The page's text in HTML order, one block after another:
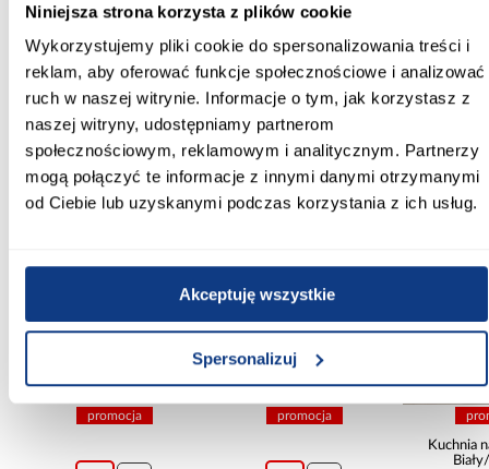
Niniejsza strona korzysta z plików cookie
Wykorzystujemy pliki cookie do spersonalizowania treści i
reklam, aby oferować funkcje społecznościowe i analizować
ruch w naszej witrynie. Informacje o tym, jak korzystasz z
naszej witryny, udostępniamy partnerom
społecznościowym, reklamowym i analitycznym. Partnerzy
mogą połączyć te informacje z innymi danymi otrzymanymi
od Ciebie lub uzyskanymi podczas korzystania z ich usług.
Akceptuję wszystkie
Spersonalizuj
Szkło hartowane:
Tak
Zobacz więcej >
Inni Klienci sprawdzali również
promocja promocja
Kuchnia